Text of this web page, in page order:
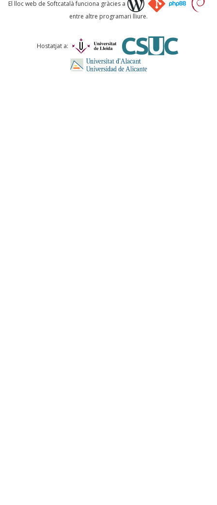
Comentari *
El lloc web de Softcatalà funciona gràcies a
entre altre programari lliure.
Hostatjat a: